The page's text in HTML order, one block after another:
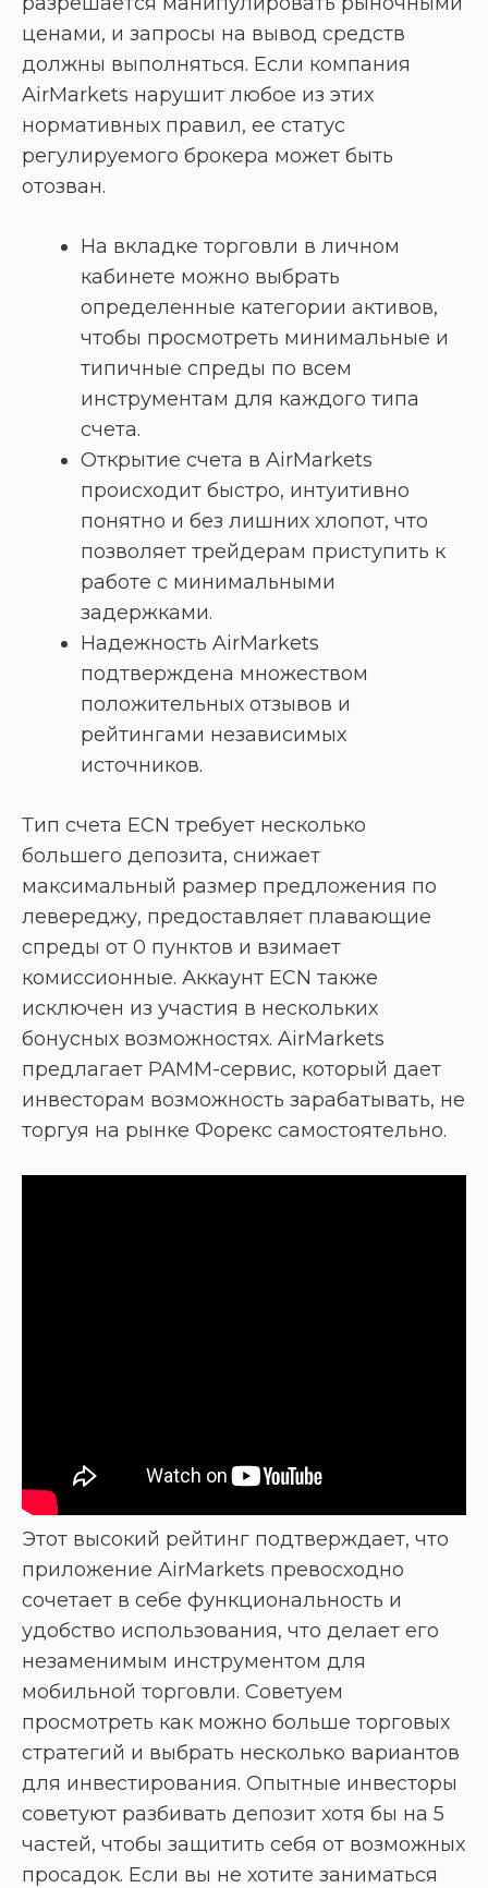
ценами, и запросы на вывод средств
должны выполняться. Если компания
AirMarkets нарушит любое из этих
нормативных правил, ее статус
регулируемого брокера может быть
отозван.
На вкладке торговли в личном
кабинете можно выбрать
определенные категории активов,
чтобы просмотреть минимальные и
типичные спреды по всем
инструментам для каждого типа
счета.
Открытие счета в AirMarkets
происходит быстро, интуитивно
понятно и без лишних хлопот, что
позволяет трейдерам приступить к
работе с минимальными
задержками.
Надежность AirMarkets
подтверждена множеством
положительных отзывов и
рейтингами независимых
источников.
Тип счета ECN требует несколько
большего депозита, снижает
максимальный размер предложения по
левереджу, предоставляет плавающие
спреды от 0 пунктов и взимает
комиссионные. Аккаунт ECN также
исключен из участия в нескольких
бонусных возможностях. AirMarkets
предлагает РАММ-сервис, который дает
инвесторам возможность зарабатывать, не
торгуя на рынке Форекс самостоятельно.
Этот высокий рейтинг подтверждает, что
приложение AirMarkets превосходно
сочетает в себе функциональность и
удобство использования, что делает его
незаменимым инструментом для
мобильной торговли. Советуем
просмотреть как можно больше торговых
стратегий и выбрать несколько вариантов
для инвестирования. Опытные инвесторы
советуют разбивать депозит хотя бы на 5
частей, чтобы защитить себя от возможных
просадок. Если вы не хотите заниматься